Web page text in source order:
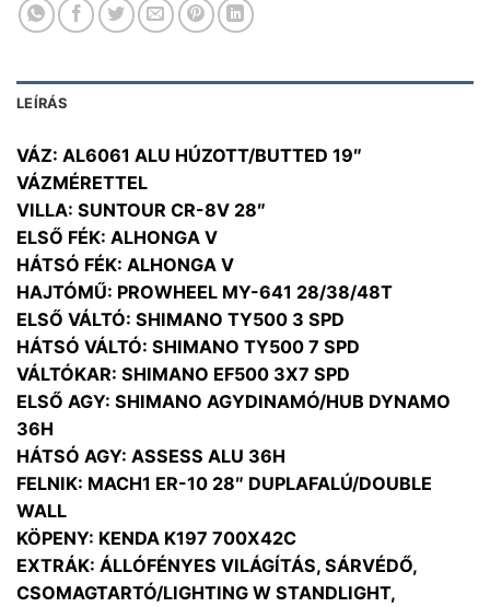
LEÍRÁS
VÁZ: AL6061 ALU HÚZOTT/BUTTED 19″
VÁZMÉRETTEL
VILLA: SUNTOUR CR-8V 28″
ELSŐ FÉK: ALHONGA V
HÁTSÓ FÉK: ALHONGA V
HAJTÓMŰ: PROWHEEL MY-641 28/38/48T
ELSŐ VÁLTÓ: SHIMANO TY500 3 SPD
HÁTSÓ VÁLTÓ: SHIMANO TY500 7 SPD
VÁLTÓKAR: SHIMANO EF500 3X7 SPD
ELSŐ AGY: SHIMANO AGYDINAMÓ/HUB DYNAMO
36H
HÁTSÓ AGY: ASSESS ALU 36H
FELNIK: MACH1 ER-10 28″ DUPLAFALÚ/DOUBLE
WALL
KÖPENY: KENDA K197 700X42C
EXTRÁK: ÁLLÓFÉNYES VILÁGÍTÁS, SÁRVÉDŐ,
CSOMAGTARTÓ/LIGHTING W STANDLIGHT,